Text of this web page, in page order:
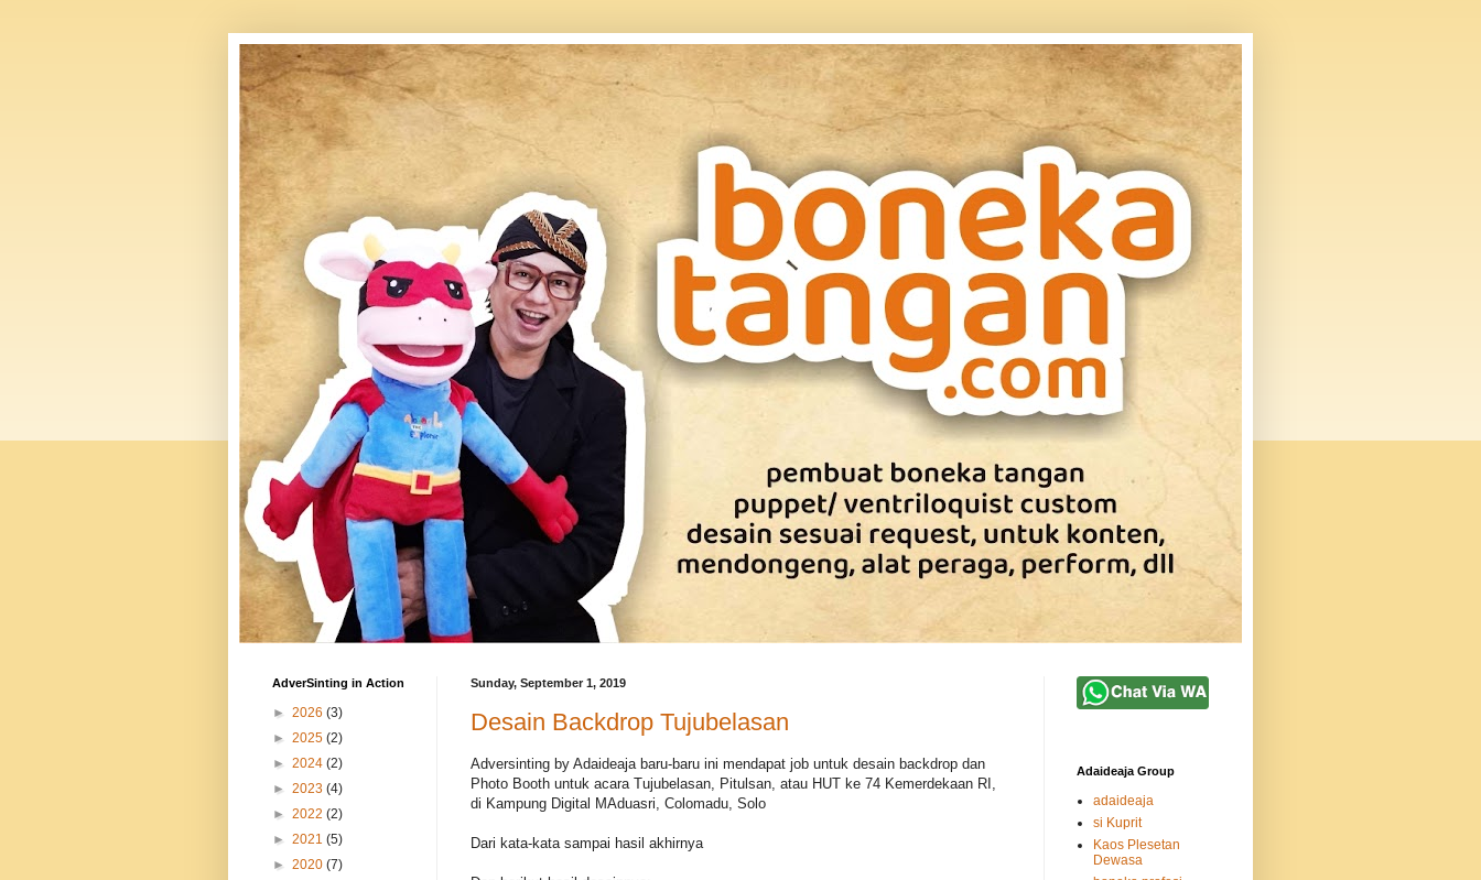
Sunday, September 1, 2019
Desain Backdrop Tujubelasan
Adversinting by Adaideaja baru-baru ini mendapat job untuk desain backdrop dan
Photo Booth untuk acara Tujubelasan, Pitulsan, atau HUT ke 74 Kemerdekaan RI,
di Kampung Digital MAduasri, Colomadu, Solo
Dari kata-kata sampai hasil akhirnya
AdverSinting in Action
► 2026 (3)
► 2025 (2)
► 2024 (2)
► 2023 (4)
► 2022 (2)
► 2021 (5)
► 2020 (7)
Adaideaja Group
adaideaja
si Kuprit
Kaos Plesetan
Dewasa